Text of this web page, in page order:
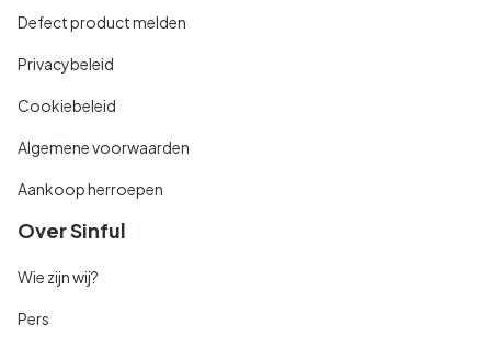
Defect product melden
Privacybeleid
Cookiebeleid
Algemene voorwaarden
Aankoop herroepen
Over Sinful
Wie zijn wij?
Pers